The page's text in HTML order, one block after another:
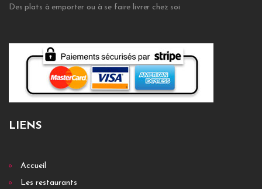
Des plats à emporter ou à se faire livrer chez soi
LIENS
Accueil
Les restaurants